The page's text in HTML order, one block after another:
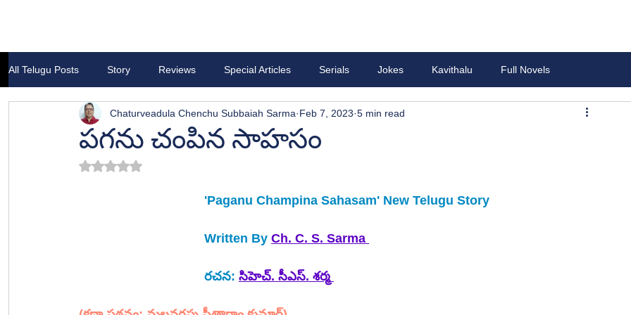
All Telugu Posts Story Reviews Special Articles Serials Jokes Kavithalu Full Novels
పగను చంపిన సాహసం
Chaturveadula Chenchu Subbaiah Sarma Feb 7, 2023 5 min read
Rated NaN out of 5 stars.
'Paganu Champina Sahasam' New Telugu Story
Written By Ch. C. S. Sarma
రచన: సిహెచ్. సీఎస్. శర్మ